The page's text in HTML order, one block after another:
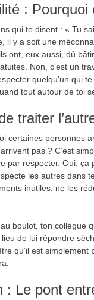
:
qui te disent : « Tu
il y a soit une
ont, eux aussi, dû
Non, c’est un
quelqu’un qui
tout autour de toi
traiter
certaines personnes
pas ? C’est
par respecter. Oui,
les autres dans
inutiles, ne les
boulot, ton collègue
de lui répondre
qu’il est
: Le pont